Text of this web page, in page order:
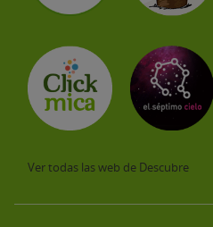
Ver todas las web de Descubre